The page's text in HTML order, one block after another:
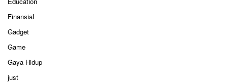
Finansial
Gadget
Game
Gaya Hidup
just